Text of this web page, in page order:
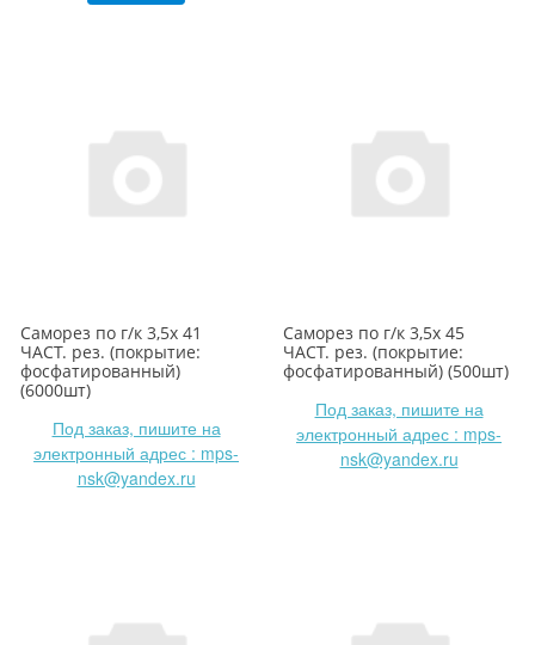
Саморез по г/к 3,5х 41
ЧАСТ. рез. (покрытие:
фосфатированный)
(6000шт)
Под заказ, пишите на
электронный адрес : mps-
nsk@yandex.ru
Саморез по г/к 3,5х 45
ЧАСТ. рез. (покрытие:
фосфатированный) (500шт)
Под заказ, пишите на
электронный адрес : mps-
nsk@yandex.ru